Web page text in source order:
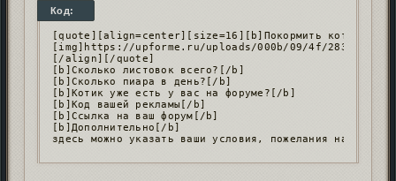
Код:
[quote][align=center][size=16][b]Покормить котика[/
[img]https://upforme.ru/uploads/000b/09/4f/28336/
[/align][/quote]
[b]Сколько листовок всего?[/b]
[b]Сколько пиара в день?[/b]
[b]Котик уже есть у вас на форуме?[/b]
[b]Код вашей рекламы[/b]
[b]Ссылка на ваш форум[/b]
[b]Дополнительно[/b]